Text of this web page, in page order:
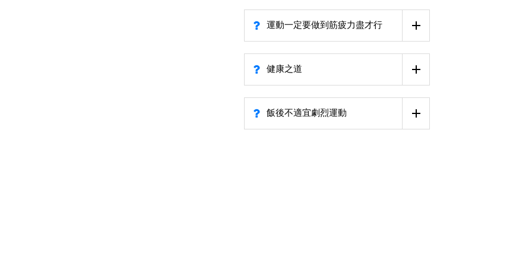
運動一定要做到筋疲力盡才行
健康之道
飯後不適宜劇烈運動